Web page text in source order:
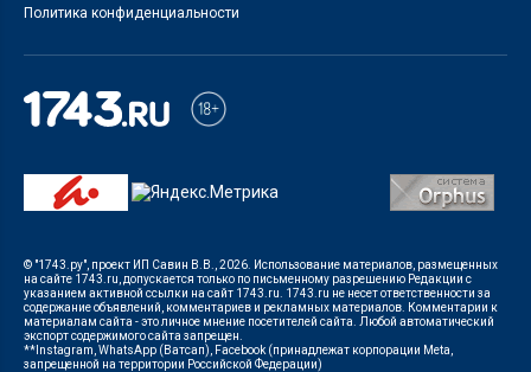
Политика конфиденциальности
© "1743.ру", проект ИП Савин В.В., 2026. Использование материалов, размещенных
на сайте 1743.ru, допускается только по письменному разрешению Редакции с
указанием активной ссылки на сайт 1743.ru. 1743.ru не несет ответственности за
содержание объявлений, комментариев и рекламных материалов. Комментарии к
материалам сайта - это личное мнение посетителей сайта. Любой автоматический
экспорт содержимого сайта запрещен.
**Instagram, WhatsApp (Ватсап), Facebook (принадлежат корпорации Meta,
запрещенной на территории Российской Федерации)